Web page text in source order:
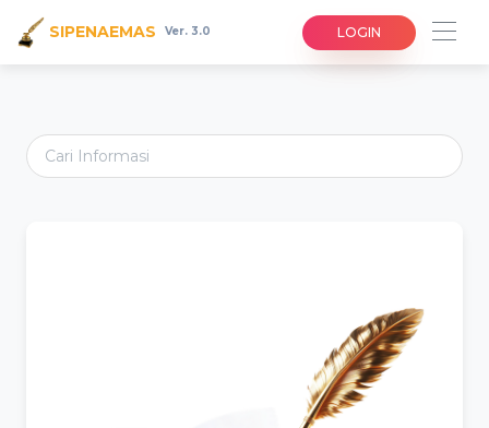
SIPENAEMAS Ver. 3.0 LOGIN